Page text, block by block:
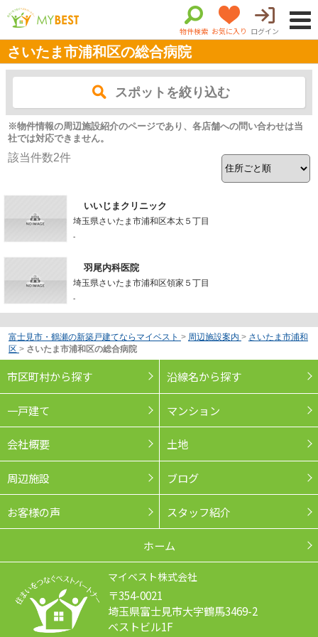
物件検索 お気に入り ログイン
さいたま市浦和区の総合病院
スポットを絞り込む
※物件情報の周辺施設紹介のページであり、各店舗への問い合わせは当
社では対応できません。
該当件数2件
いいじまクリニック
埼玉県さいたま市浦和区本太５丁目
-
羽尾内科医院
埼玉県さいたま市浦和区領家５丁目
-
富士見市・鶴瀬の新築戸建てならマイベスト > 周辺施設案内 > さいたま市浦和
区 > さいたま市浦和区の総合病院
市区町村から探す 沿線名から探す
一戸建て マンション
会社概要 土地
周辺施設 ブログ
お客様の声 スタッフ紹介
ホーム
マイベスト株式会社
〒354-0021
埼玉県富士見市大字鶴馬3469-2
ベストビル1F